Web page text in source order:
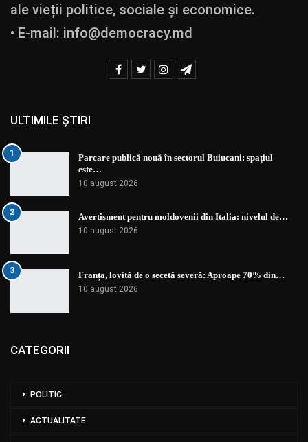
ale vieții politice, sociale și economice.
• E-mail: info@democracy.md
ULTIMILE ȘTIRI
1
Parcare publică nouă în sectorul Buiucani: spațiul
este…
10 august 2026
2 Avertisment pentru moldovenii din Italia: nivelul de…
10 august 2026
3 Franța, lovită de o secetă severă: Aproape 70% din…
10 august 2026
CATEGORII
POLITIC
ACTUALITATE